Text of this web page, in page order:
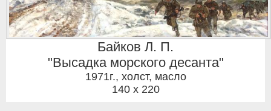
Байков Л. П.
"Высадка морского десанта"
1971г., холст, масло
140 x 220